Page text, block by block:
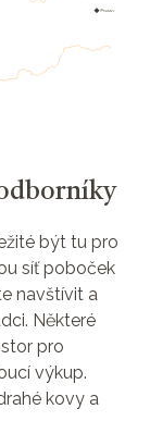
být tu pro
síť poboček
navštívit a
Některé
pro
výkup.
kovy a